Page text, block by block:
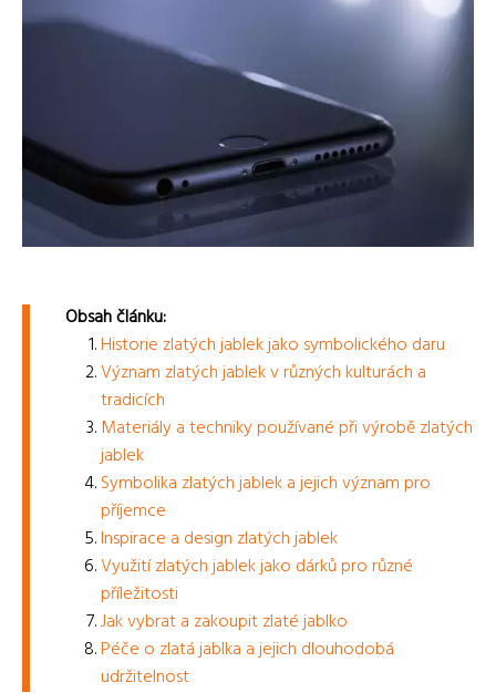
Obsah článku:
Historie zlatých jablek jako symbolického daru
Význam zlatých jablek v různých kulturách a
tradicích
Materiály a techniky používané při výrobě zlatých
jablek
Symbolika zlatých jablek a jejich význam pro
příjemce
Inspirace a design zlatých jablek
Využití zlatých jablek jako dárků pro různé
příležitosti
Jak vybrat a zakoupit zlaté jablko
Péče o zlatá jablka a jejich dlouhodobá
udržitelnost